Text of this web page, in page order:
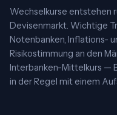
Wechselkurse entstehen
Devisenmarkt. Wichtige
Notenbanken, Inflations-
Risikostimmung an den
Interbanken-Mittelkurs —
in der Regel mit einem